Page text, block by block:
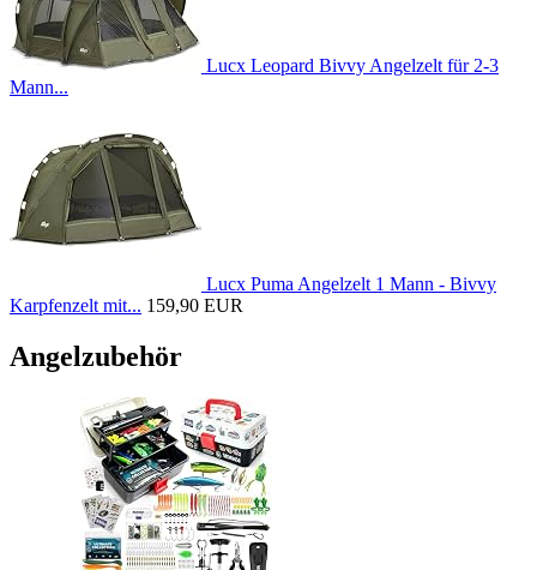
Lucx Leopard Bivvy Angelzelt für 2-3
Mann...
Lucx Puma Angelzelt 1 Mann - Bivvy
Karpfenzelt mit... 159,90 EUR
Angelzubehör